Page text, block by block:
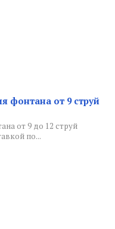
фонтана от 9 струй
от 9 до 12 струй
по...